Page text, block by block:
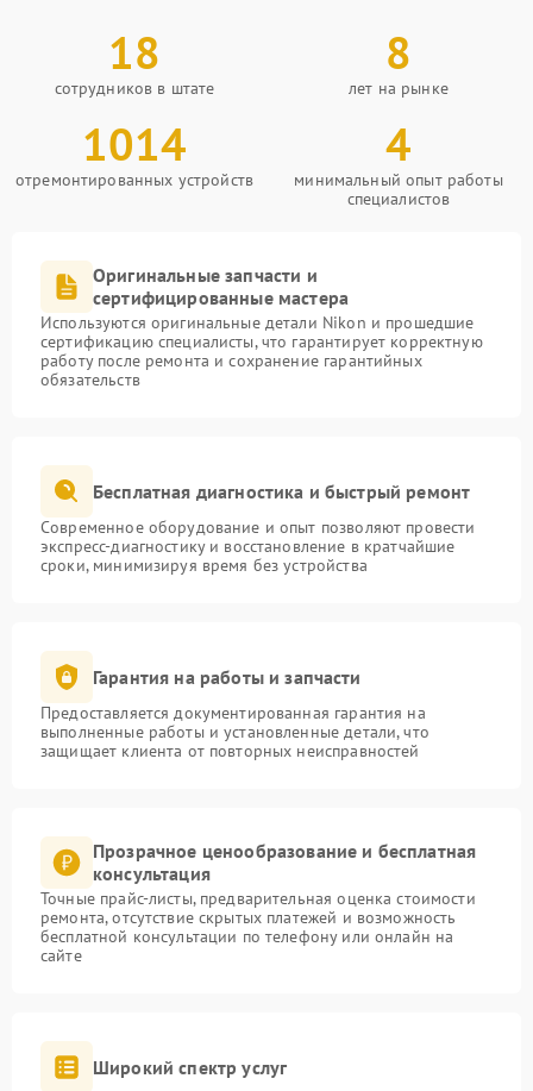
18
сотрудников в штате
8
лет на рынке
1014
отремонтированных устройств
4
минимальный опыт работы
специалистов
Оригинальные запчасти и
сертифицированные мастера
Используются оригинальные детали Nikon и прошедшие
сертификацию специалисты, что гарантирует корректную
работу после ремонта и сохранение гарантийных
обязательств
Бесплатная диагностика и быстрый ремонт
Современное оборудование и опыт позволяют провести
экспресс-диагностику и восстановление в кратчайшие
сроки, минимизируя время без устройства
Гарантия на работы и запчасти
Предоставляется документированная гарантия на
выполненные работы и установленные детали, что
защищает клиента от повторных неисправностей
Прозрачное ценообразование и бесплатная
консультация
Точные прайс-листы, предварительная оценка стоимости
ремонта, отсутствие скрытых платежей и возможность
бесплатной консультации по телефону или онлайн на
сайте
Широкий спектр услуг